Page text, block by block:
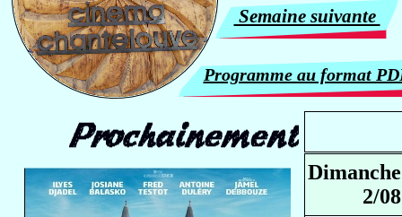
Semaine suivante
Programme au format
Dimanche
2/08